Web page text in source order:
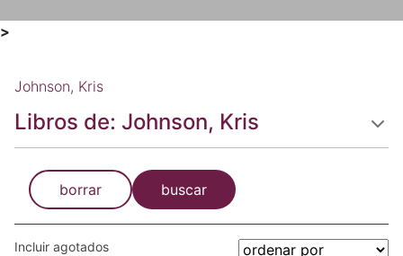
>
Johnson, Kris
Libros de: Johnson, Kris
borrar buscar
Incluir agotados